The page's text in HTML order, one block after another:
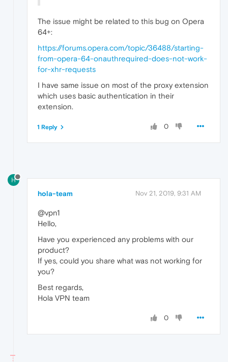
The issue might be related to this bug on Opera
64+:
https://forums.opera.com/topic/36488/starting-
from-opera-64-onauthrequired-does-not-work-
for-xhr-requests
I have same issue on most of the proxy extension
which uses basic authentication in their
extension.
0
1 Reply
H
hola-team Nov 21, 2019, 9:31 AM
@vpn1
Hello,
Have you experienced any problems with our
product?
If yes, could you share what was not working for
you?
Best regards,
Hola VPN team
0